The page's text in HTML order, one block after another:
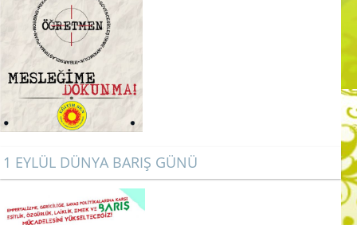
1 EYLÜL DÜNYA BARIŞ GÜNÜ